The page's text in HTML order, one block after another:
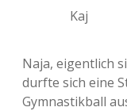
Kaj
Naja, eigentlich
durfte sich eine
Gymnastikball